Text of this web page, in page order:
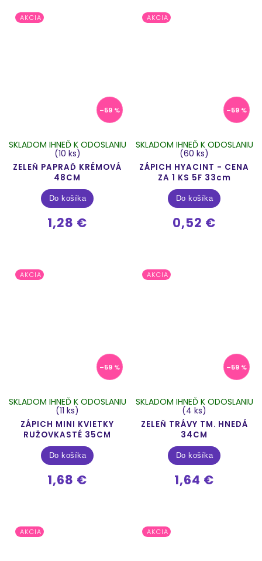
AKCIA
–59 %
ZELEŇ PAPRAĎ KRÉMOVÁ
48CM
SKLADOM IHNEĎ K ODOSLANIU
(10 ks)
1,28 €
Do košíka
AKCIA
–59 %
ZÁPICH HYACINT - CENA
ZA 1 KS 5F 33cm
SKLADOM IHNEĎ K ODOSLANIU
(60 ks)
0,52 €
Do košíka
AKCIA
–59 %
ZÁPICH MINI KVIETKY
RUŽOVKASTÉ 35CM
SKLADOM IHNEĎ K ODOSLANIU
(11 ks)
1,68 €
Do košíka
AKCIA
–59 %
ZELEŇ TRÁVY TM. HNEDÁ
34CM
SKLADOM IHNEĎ K ODOSLANIU
(4 ks)
1,64 €
Do košíka
AKCIA AKCIA